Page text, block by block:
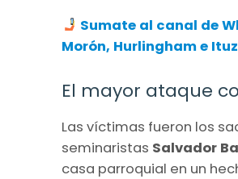
Sumate al canal de
Morón, Hurlingham e
El mayor ataque
Las víctimas fueron los
seminaristas Salvador
casa parroquial en un